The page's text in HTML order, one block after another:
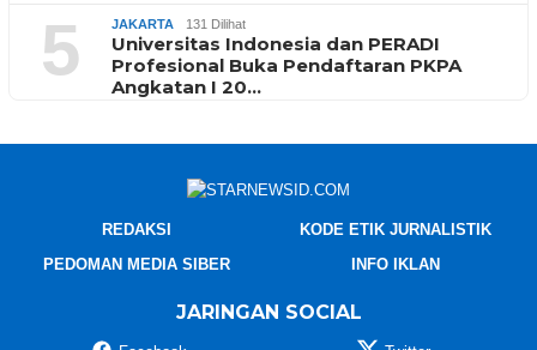
5 JAKARTA 131 Dilihat
Universitas Indonesia dan PERADI
Profesional Buka Pendaftaran PKPA
Angkatan I 20…
REDAKSI
KODE ETIK JURNALISTIK
PEDOMAN MEDIA SIBER
INFO IKLAN
JARINGAN SOCIAL